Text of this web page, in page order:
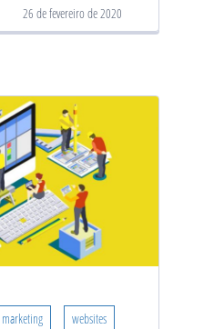
26 de fevereiro de 2020
marketing websites